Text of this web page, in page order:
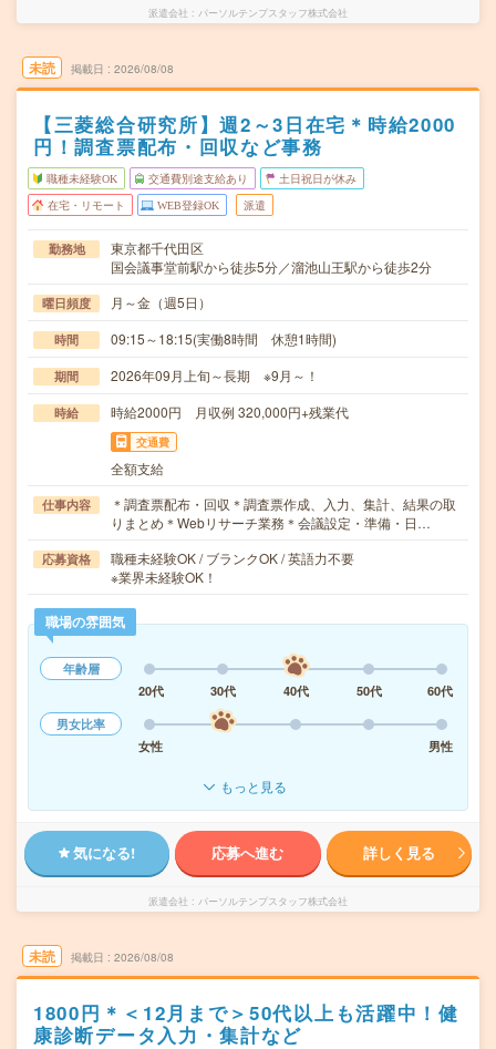
派遣会社 パーソルテンプスタッフ株式会社
未読 掲載日 2026/08/08
【三菱総合研究所】週2～3日在宅＊時給2000
円！調査票配布・回収など事務
職種未経験OK 交通費別途支給あり 土日祝日が休み
在宅・リモート WEB登録OK 派遣
勤務地
東京都千代田区
国会議事堂前駅から徒歩5分／溜池山王駅から徒歩2分
曜日頻度 月～金（週5日）
時間 09:15～18:15(実働8時間 休憩1時間)
期間 2026年09月上旬～長期 ※9月～！
時給 時給2000円 月収例 320,000円+残業代
交通費
全額支給
仕事内容
＊調査票配布・回収＊調査票作成、入力、集計、結果の取
りまとめ＊Webリサーチ業務＊会議設定・準備・日…
応募資格
職種未経験OK / ブランクOK / 英語力不要
※業界未経験OK！
職場の雰囲気
年齢層
20代
30代 40代 50代
60代
男女比率
女性
男性
もっと見る
気になる! 応募へ進む 詳しく見る
派遣会社 パーソルテンプスタッフ株式会社
未読 掲載日 2026/08/08
1800円＊＜12月まで＞50代以上も活躍中！健
康診断データ入力・集計など